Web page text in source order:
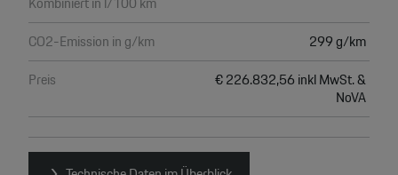
CO2-Emission in g/km
299 g/km
Preis
€ 226.832,56 inkl MwSt. &
NoVA